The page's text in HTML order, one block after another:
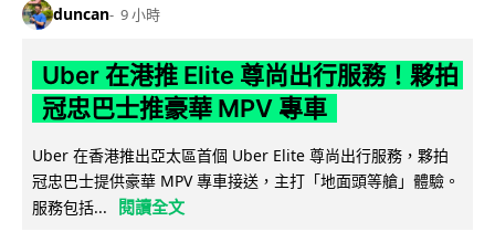
duncan 9 小時
Uber 在港推 Elite 尊尚出行服務！夥拍
冠忠巴士推豪華 MPV 專車
Uber 在香港推出亞太區首個 Uber Elite 尊尚出行服務，夥拍
冠忠巴士提供豪華 MPV 專車接送，主打「地面頭等艙」體驗。
服務包括...
閱讀全文